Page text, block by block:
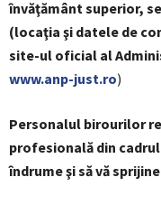
învăţământ superior,
(locaţia şi datele de
site-ul oficial al
www.anp-just.ro)
Personalul birourilor
profesională din
îndrume şi să vă